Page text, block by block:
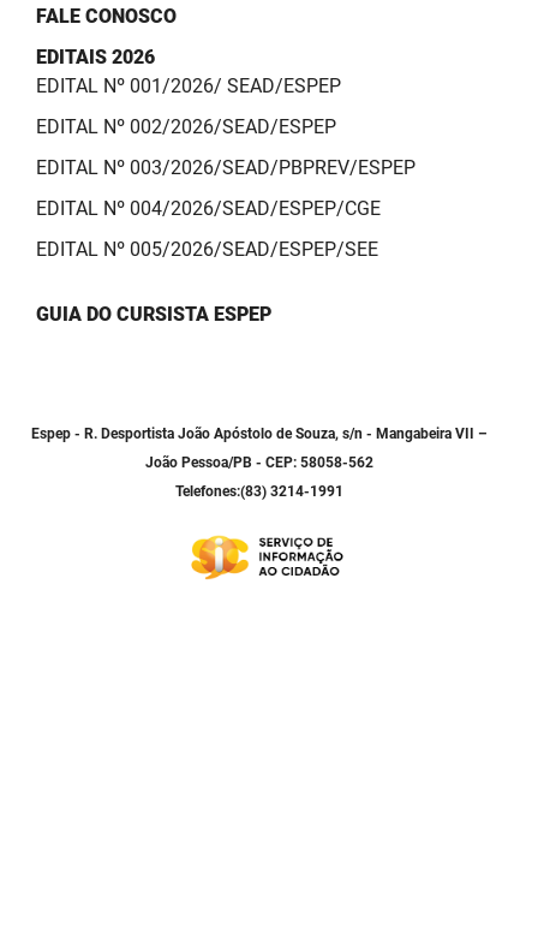
FALE CONOSCO
EDITAIS 2026
EDITAL Nº 001/2026/ SEAD/ESPEP
EDITAL Nº 002/2026/SEAD/ESPEP
EDITAL Nº 003/2026/SEAD/PBPREV/ESPEP
EDITAL Nº 004/2026/SEAD/ESPEP/CGE
EDITAL Nº 005/2026/SEAD/ESPEP/SEE
GUIA DO CURSISTA ESPEP
Espep - R. Desportista João Apóstolo de Souza, s/n - Mangabeira VII –
João Pessoa/PB - CEP: 58058-562
Telefones:(83) 3214-1991